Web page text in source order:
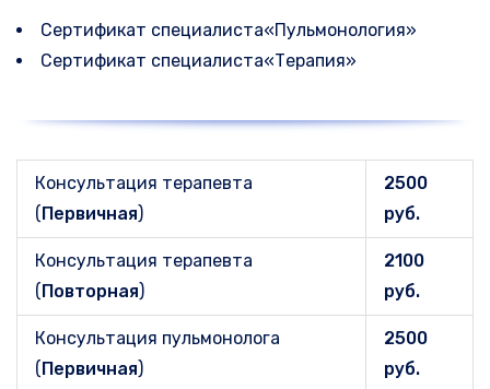
Сертификат специалиста«Пульмонология»
Сертификат специалиста«Терапия»
Консультация терапевта
( Первичная)
2500
руб.
Консультация терапевта
( Повторная)
2100
руб.
Консультация пульмонолога
( Первичная)
2500
руб.